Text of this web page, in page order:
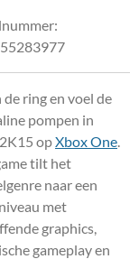
de ring en voel de
pompen in
opXbox One.
tilt het
naar een
met
graphics,
gameplay en